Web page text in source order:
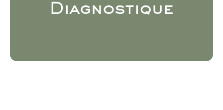
Diagnostique
votre vélo pour obtenir un diagnostique + devis oral